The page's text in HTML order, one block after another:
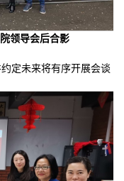
领导会后合影
定未来将有序开展会谈